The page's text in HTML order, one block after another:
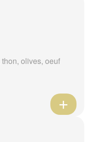
olives, oeuf